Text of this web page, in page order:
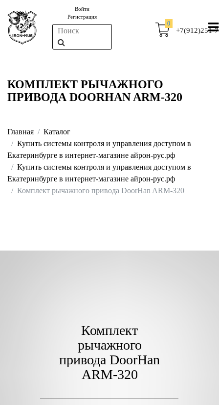
Войти
Регистрация
0
+7(912)251-
КОМПЛЕКТ РЫЧАЖНОГО
ПРИВОДА DOORHAN ARM-320
Главная
Каталог
Купить системы контроля и управления доступом в
Екатеринбурге в интернет-магазине айрон-рус.рф
Купить системы контроля и управления доступом в
Екатеринбурге в интернет-магазине айрон-рус.рф
Комплект рычажного привода DoorHan ARM-320
Комплект
рычажного
привода DoorHan
ARM-320